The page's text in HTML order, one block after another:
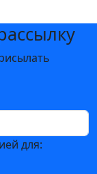
для: